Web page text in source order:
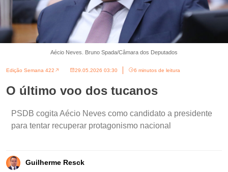
Aécio Neves. Bruno Spada/Câmara dos Deputados
Edição Semana 422 29.05.2026 03:30 6 minutos de leitura
O último voo dos tucanos
PSDB cogita Aécio Neves como candidato a presidente
para tentar recuperar protagonismo nacional
Guilherme Resck